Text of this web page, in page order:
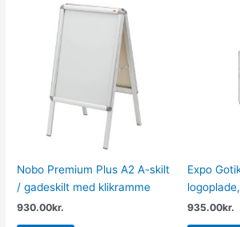
Nobo Premium Plus A2 A-skilt
/ gadeskilt med klikramme
930.00kr.
Expo
935.00kr.